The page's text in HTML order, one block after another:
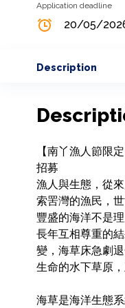
Application deadline
20/05/
Description
【南丫漁人節限
招募
漁人與生態，從
索罟灣的漁民，
豐盛的海洋不是
長年互相尊重的
變，海草床急劇
生命的水下草原，
海草是海洋生態